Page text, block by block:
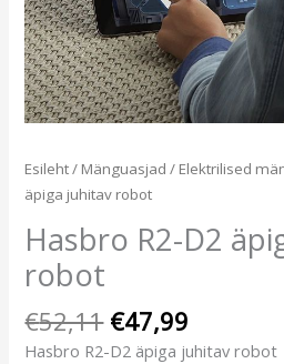
Esileht/ Mänguasjad / Elektrilised
äpiga juhitav robot
Hasbro R2-D2
robot
€52,11 €47,99
Hasbro R2-D2 äpiga juhitav robot